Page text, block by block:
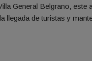
General Belgrano, este
llegada de turistas y